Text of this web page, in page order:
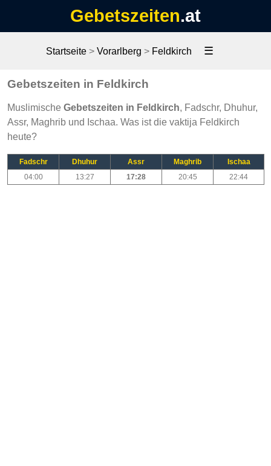
Gebetszeiten.at
Startseite> Vorarlberg > Feldkirch ☰
Gebetszeiten in Feldkirch
Muslimische Gebetszeiten in Feldkirch, Fadschr, Dhuhur,
Assr, Maghrib und Ischaa. Was ist die vaktija Feldkirch
heute?
Fadschr Dhuhur Assr Maghrib
Ischaa
04:00
13:27 17:28 20:45 22:44